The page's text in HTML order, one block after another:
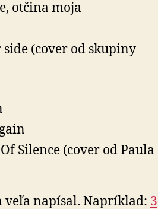
otčina moja
(cover od skupiny
Silence (cover od Paula
veľa napísal. Napríklad: 3